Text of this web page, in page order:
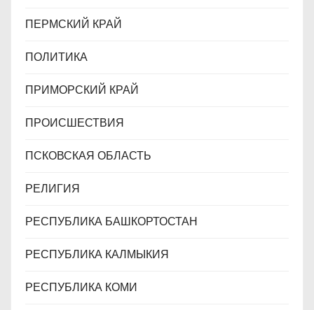
ПЕРМСКИЙ КРАЙ
ПОЛИТИКА
ПРИМОРСКИЙ КРАЙ
ПРОИСШЕСТВИЯ
ПСКОВСКАЯ ОБЛАСТЬ
РЕЛИГИЯ
РЕСПУБЛИКА БАШКОРТОСТАН
РЕСПУБЛИКА КАЛМЫКИЯ
РЕСПУБЛИКА КОМИ